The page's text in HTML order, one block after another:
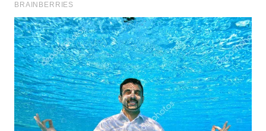
TRAVEL
WAHANA
TV
WAHANANEWS
ID
WAHANANEWS